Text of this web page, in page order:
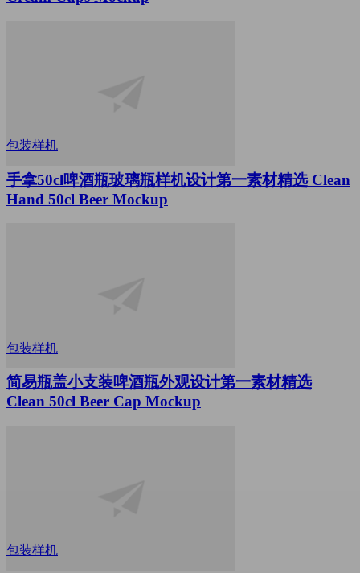
包装样机
手拿50cl啤酒瓶玻璃瓶样机设计第一素材精选 Clean
Hand 50cl Beer Mockup
包装样机
简易瓶盖小支装啤酒瓶外观设计第一素材精选
Clean 50cl Beer Cap Mockup
包装样机